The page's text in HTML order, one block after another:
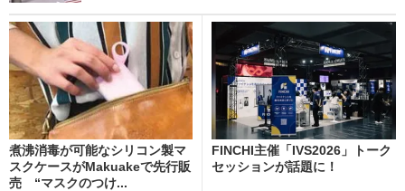
煮沸消毒が可能なシリコン製マ
スクケースがMakuakeで先行販
売 “マスクのつけ...
FINCHI主催「IVS2026」トーク
セッションが話題に！